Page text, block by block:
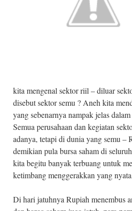
kita mengenal sektor riil – diluar
disebut sektor semu ? Aneh kita
yang sebenarnya nampak jelas
Semua perusahaan dan kegiatan
adanya, tetapi di dunia yang semu –
demikian pula bursa saham di
kita begitu banyak terbuang untuk
ketimbang menggerakkan yang
Di hari jatuhnya Rupiah menembus